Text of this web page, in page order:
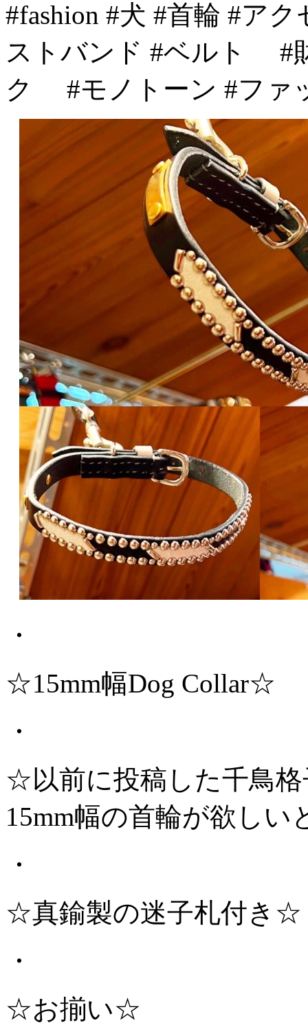
・
☆15mm幅Dog Collar☆
・
☆以前に投稿した千鳥
15mm幅の首輪が欲し
・
☆真鍮製の迷子札付き☆
・
☆お揃い☆